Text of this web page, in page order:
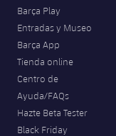
Barça Play
Entradas y Museo
Barça App
Tienda online
Centro de
Ayuda/FAQs
Hazte Beta Tester
Black Friday